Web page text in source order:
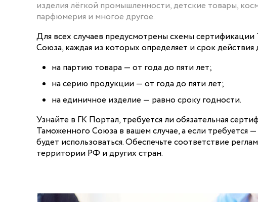
изделия лёгкой промышленности, детские товары,
парфюмерия и многое другое.
Для всех случаев предусмотрены схемы
Союза, каждая из которых определяет и срок действия
на партию товара — от года до пяти лет;
на серию продукции — от года до пяти лет;
на единичное изделие — равно сроку годности.
Узнайте в ГК Портал, требуется ли обязательная
Таможенного Союза в вашем случае, а если требуется —
будет использоваться. Обеспечьте соответствие
территории РФ и других стран.